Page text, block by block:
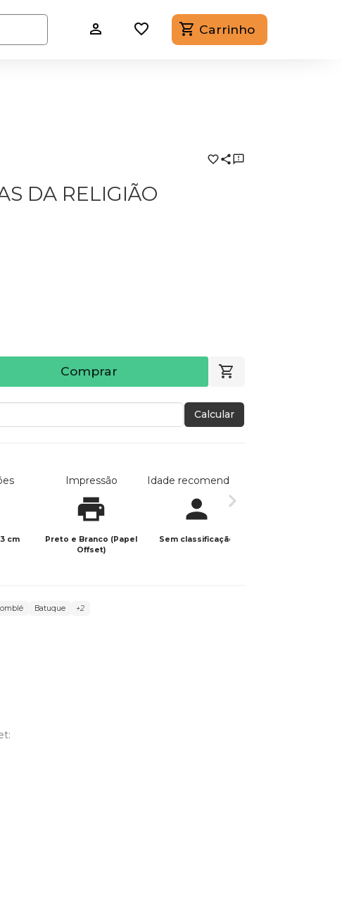
Carrinho
DA RELIGIÃO
Comprar
Calcular
cm
Impressão
Preto e Branco (Papel
Offset)
Idade recomendada
Sem classificação
Batuque +2